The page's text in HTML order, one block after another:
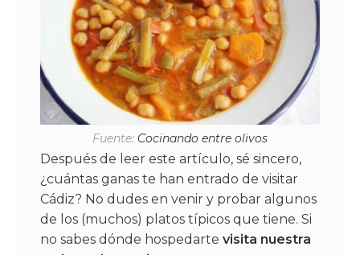
Fuente: Cocinando entre olivos
Después de leer este artículo, sé sincero,
¿cuántas ganas te han entrado de visitar
Cádiz? No dudes en venir y probar algunos
de los (muchos) platos típicos que tiene. Si
no sabes dónde hospedarte visita nuestra